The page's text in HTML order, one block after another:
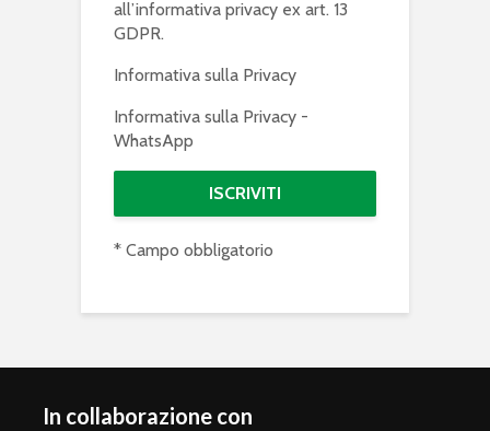
all’informativa privacy ex art. 13
GDPR.
Informativa sulla Privacy
Informativa sulla Privacy -
WhatsApp
* Campo obbligatorio
In collaborazione con